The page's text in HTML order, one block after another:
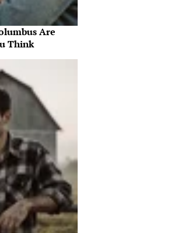
Are
Think